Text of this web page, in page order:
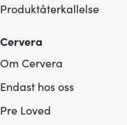
Produktåterkallelse
Cervera
Om Cervera
Endast hos oss
Pre Loved